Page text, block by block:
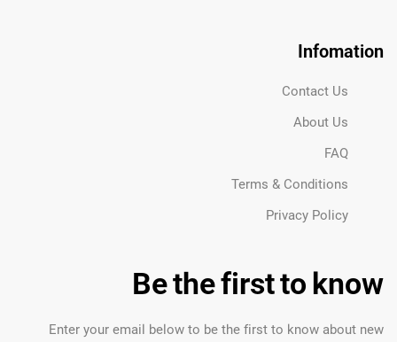
Infomation
Contact Us
About Us
FAQ
Terms & Conditions
Privacy Policy
Be the first to know
Enter your email below to be the first to know about new